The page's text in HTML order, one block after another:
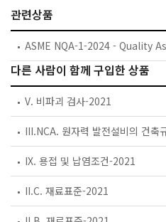
관련상품
다른 사람이 함께 구입한 상품
V. 비파괴 검사-2021
III.NCA. 원자력 발전설비의 건축
IX. 용접 및 납염조건-2021
II.C. 재료표준-2021